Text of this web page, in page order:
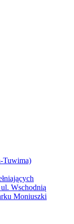
Tuwima)
Wschodnią
Moniuszki